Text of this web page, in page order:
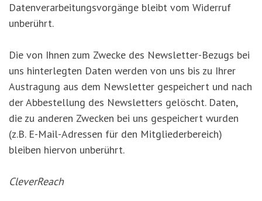
Datenverarbeitungsvorgänge bleibt vom Widerruf
unberührt.
Die von Ihnen zum Zwecke des Newsletter-Bezugs bei
uns hinterlegten Daten werden von uns bis zu Ihrer
Austragung aus dem Newsletter gespeichert und nach
der Abbestellung des Newsletters gelöscht. Daten,
die zu anderen Zwecken bei uns gespeichert wurden
(z.B. E-Mail-Adressen für den Mitgliederbereich)
bleiben hiervon unberührt.
CleverReach